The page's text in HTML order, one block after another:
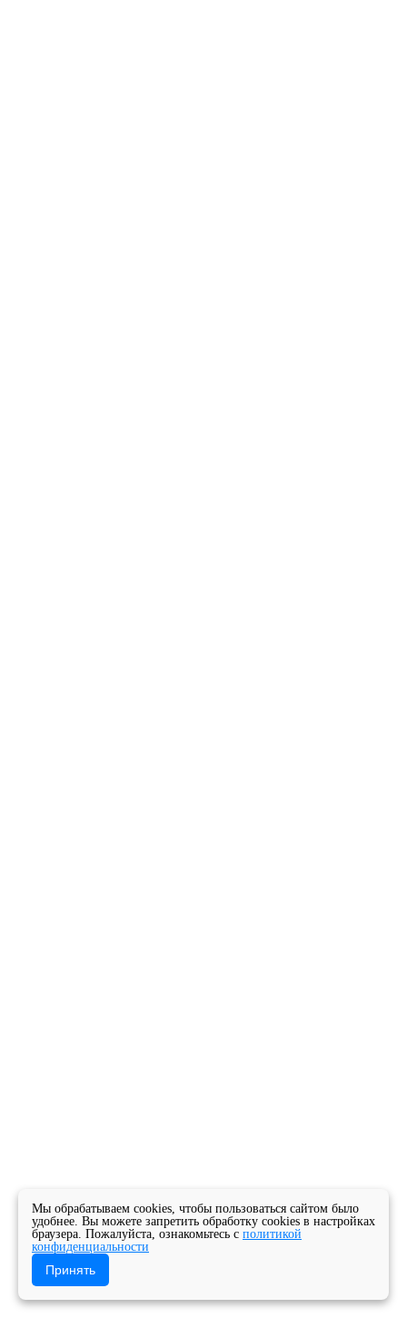
Мы обрабатываем cookies, чтобы пользоваться сайтом было
удобнее. Вы можете запретить обработку cookies в настройках
браузера. Пожалуйста, ознакомьтесь с политикой
конфиденциальности
Принять